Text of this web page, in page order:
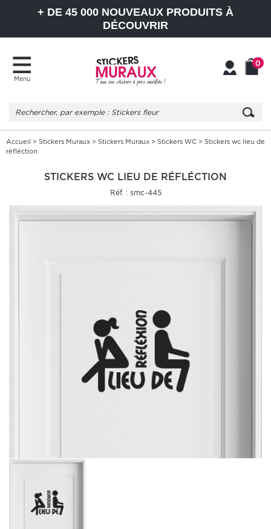
+ DE 45 000 NOUVEAUX PRODUITS À
DÉCOUVRIR
Menu
0
Accueil > Stickers Muraux > Stickers Muraux > Stickers WC > Stickers wc lieu de
réfléction
STICKERS WC LIEU DE RÉFLÉCTION
Réf. : smc-445
Simulez la
couleur du
support